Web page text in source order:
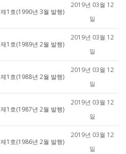
1호(1990년 3월 발행)
2019년 03월 12
일
1호(1989년 2월 발행)
2019년 03월 12
일
1호(1988년 2월 발행)
2019년 03월 12
일
1호(1987년 2월 발행)
2019년 03월 12
일
1호(1986년 2월 발행)
2019년 03월 12
일